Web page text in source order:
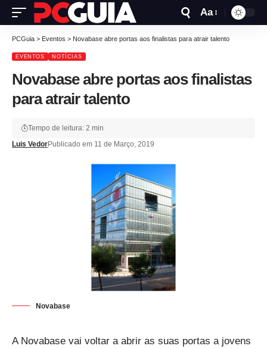
Aa
PCGuia > Eventos > Novabase abre portas aos finalistas para atrair talento
EVENTOS NOTÍCIAS
Novabase abre portas aos finalistas
para atrair talento
Luis VedorPublicado em 11 de Março, 2019
Tempo de leitura: 2 min
Novabase
A Novabase vai voltar a abrir as suas portas a jovens